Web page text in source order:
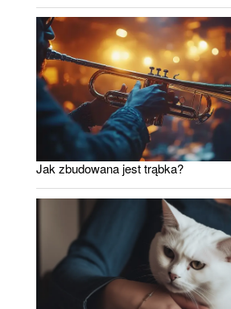
Jak zbudowana jest trąbka?